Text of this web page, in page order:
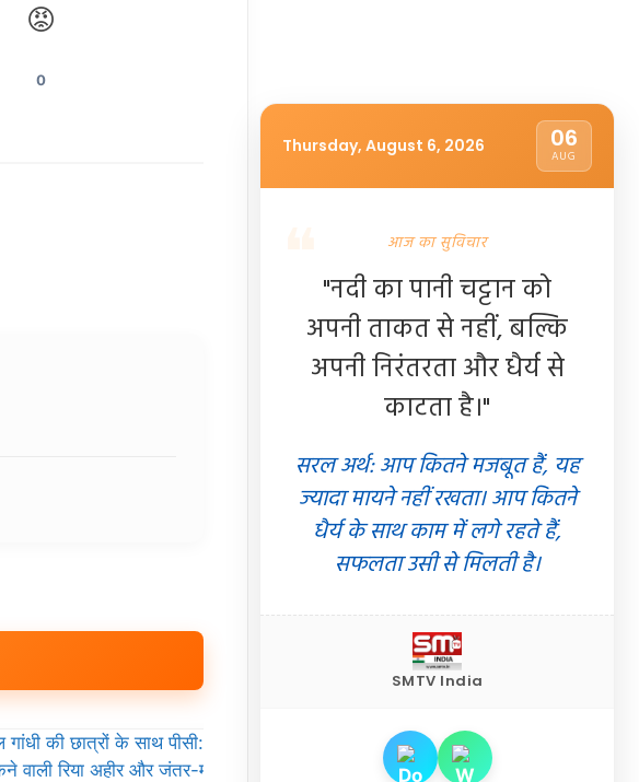
😡
0
Thursday, August 6, 2026 06
AUG
आज का सुविचार
"नदी का पानी चट्टान को
अपनी ताकत से नहीं, बल्कि
अपनी निरंतरता और धैर्य से
काटता है।"
सरल अर्थ: आप कितने मजबूत हैं, यह
ज्यादा मायने नहीं रखता। आप कितने
धैर्य के साथ काम में लगे रहते हैं,
सफलता उसी से मिलती है।
SMTV India